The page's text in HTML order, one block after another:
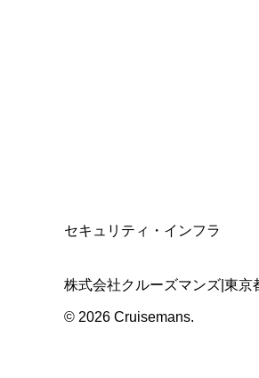
セキュリティ・インフラ
株式会社クルーズマンズ 東京
© 2026 Cruisemans.